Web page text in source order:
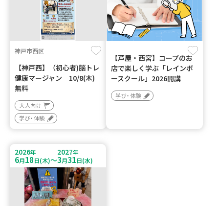
神戸市西区
【神戸西】（初心者)脳トレ
健康マージャン 10/8(木)
無料
大人向け
学び・体験
【芦屋・西宮】コープのお
店で楽しく学ぶ「レインボ
ースクール」2026開講
学び・体験
2026年
6月18日(木)～
2027年
3月31日(水)